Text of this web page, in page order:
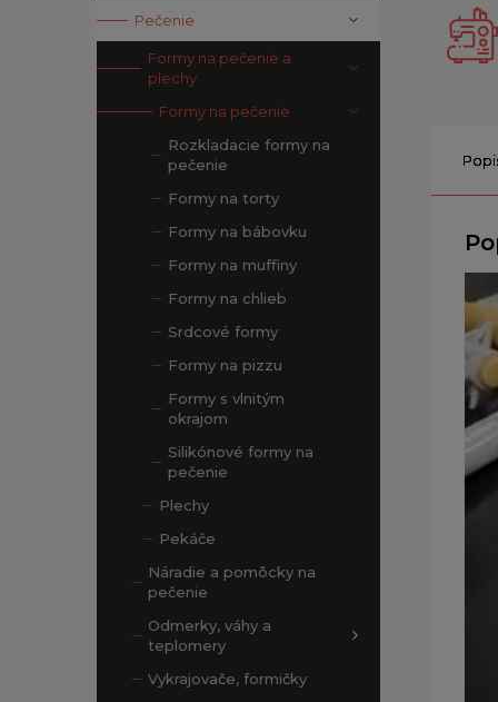
Pečenie
Formy na pečenie a
plechy
Formy na pečenie
Rozkladacie formy na
pečenie
Formy na torty
Formy na bábovku
Formy na muffiny
Formy na chlieb
Srdcové formy
Formy na pizzu
Formy s vlnitým
okrajom
Silikónové formy na
pečenie
Plechy
Pekáče
Náradie a pomôcky na
pečenie
Odmerky, váhy a
teplomery
Vykrajovače, formičky